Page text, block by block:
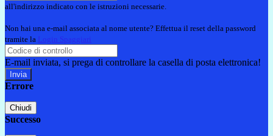
all'indirizzo indicato con le istruzioni necessarie.
Non hai una e-mail associata al nome utente? Effettua il reset della password
tramite la Login Spaggiari
E-mail inviata, si prega di controllare la casella di posta elettronica!
Errore
Chiudi
Successo